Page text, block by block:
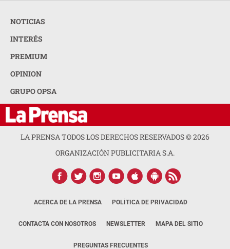
NOTICIAS
INTERÉS
PREMIUM
OPINION
GRUPO OPSA
LA PRENSA TODOS LOS DERECHOS RESERVADOS ©2026
ORGANIZACIÓN PUBLICITARIA S.A.
ACERCA DE LA PRENSA POLÍTICA DE PRIVACIDAD
CONTACTA CON NOSOTROS NEWSLETTER MAPA DEL SITIO
PREGUNTAS FRECUENTES